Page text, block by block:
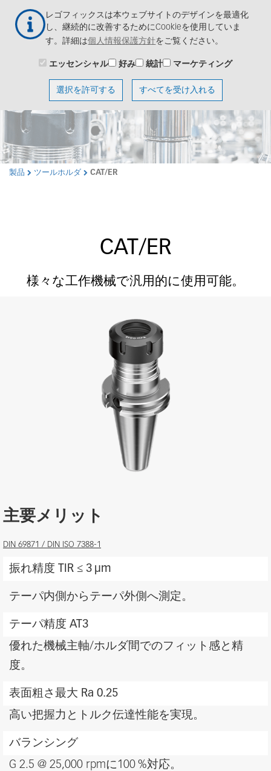
レゴフィックスは本ウェブサイトのデザインを最適化
し、継続的に改善するためにCookieを使用していま
す。詳細は個人情報保護方針をご覧ください。
エッセンシャル 好み 統計 マーケティング
選択を許可する すべてを受け入れる
製品 ツールホルダ CAT/ER
CAT/ER
様々な工作機械で汎用的に使用可能。
主要メリット
Features
benefits
DIN 69871 / DIN ISO 7388-1
振れ精度 TIR ≤ 3 μm
テーパ内側からテーパ外側へ測定。
テーパ精度 AT3
優れた機械主軸/ホルダ間でのフィット感と精
度。
表面粗さ最大 Ra 0.25
高い把握力とトルク伝達性能を実現。
バランシング
G 2.5 @ 25,000 rpmに100 %対応。